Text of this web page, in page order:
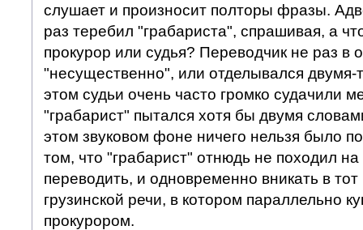
слушает и произносит полторы фразы.
раз теребил "грабариста", спрашивая, а
прокурор или судья? Переводчик не раз в
"несущественно", или отделывался
этом судьи очень часто громко судачили
"грабарист" пытался хотя бы двумя
этом звуковом фоне ничего нельзя было
том, что "грабарист" отнюдь не походил
переводить, и одновременно вникать в
грузинской речи, в котором параллельно
прокурором.